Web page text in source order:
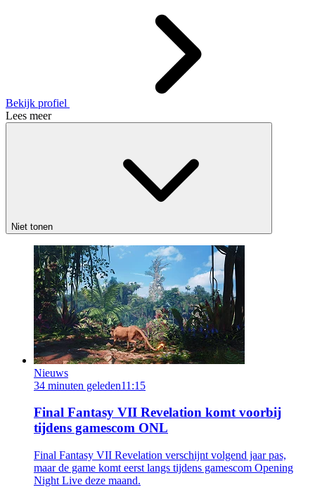
Bekijk profiel
Lees meer
Niet tonen
Nieuws
34 minuten geleden11:15
Final Fantasy VII Revelation komt voorbij
tijdens gamescom ONL
Final Fantasy VII Revelation verschijnt volgend jaar pas,
maar de game komt eerst langs tijdens gamescom Opening
Night Live deze maand.